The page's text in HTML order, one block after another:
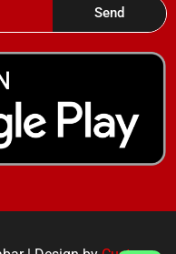
Send